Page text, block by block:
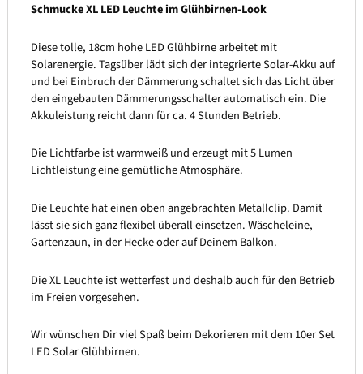
Schmucke XL LED Leuchte im Glühbirnen-Look
Diese tolle, 18cm hohe LED Glühbirne arbeitet mit
Solarenergie. Tagsüber lädt sich der integrierte Solar-Akku auf
und bei Einbruch der Dämmerung schaltet sich das Licht über
den eingebauten Dämmerungsschalter automatisch ein. Die
Akkuleistung reicht dann für ca. 4 Stunden Betrieb.
Die Lichtfarbe ist warmweiß und erzeugt mit 5 Lumen
Lichtleistung eine gemütliche Atmosphäre.
Die Leuchte hat einen oben angebrachten Metallclip. Damit
lässt sie sich ganz flexibel überall einsetzen. Wäscheleine,
Gartenzaun, in der Hecke oder auf Deinem Balkon.
Die XL Leuchte ist wetterfest und deshalb auch für den Betrieb
im Freien vorgesehen.
Wir wünschen Dir viel Spaß beim Dekorieren mit dem 10er Set
LED Solar Glühbirnen.